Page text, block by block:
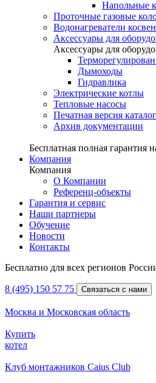
Напольные
Проточные газовые
Водонагреватели
Аксессуары для
Аксессуары для
Дымоходы
Гидравлика
Электрические котлы
Тепловые насосы
Печатная версия
Архив документации
Бесплатная полная гарантия
Компания
Компания
О Компании
Референц-объекты
Гарантия и сервис
Наши партнеры
Обучение
Новости
Контакты
Бесплатно для всех регионов
8 (495) 150 57 75 Связаться с нами
Москва и Московская область
Купить
котел
Клуб монтажников Caius Club